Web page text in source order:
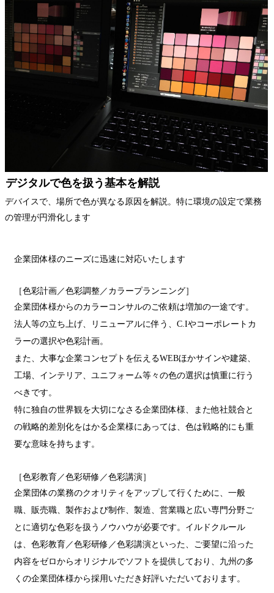
デジタルで色を扱う基本を解説
デバイスで、場所で色が異なる原因を解説。特に環境の設定で業務
の管理が円滑化します
企業団体様のニーズに迅速に対応いたします
［色彩計画／色彩調整／カラープランニング］
企業団体様からのカラーコンサルのご依頼は増加の一途です。
法人等の立ち上げ、リニューアルに伴う、C.Iやコーポレートカ
ラーの選択や色彩計画。
また、大事な企業コンセプトを伝えるWEBほかサインや建築、
工場、インテリア、ユニフォーム等々の色の選択は慎重に行う
べきです。
特に独自の世界観を大切になさる企業団体様、また他社競合と
の戦略的差別化をはかる企業様にあっては、色は戦略的にも重
要な意味を持ちます。
［色彩教育／色彩研修／色彩講演］
企業団体の業務のクオリティをアップして行くために、一般
職、販売職、製作および制作、製造、営業職と広い専門分野ご
とに適切な色彩を扱うノウハウが必要です。イルドクルール
は、色彩教育／色彩研修／色彩講演といった、ご要望に沿った
内容をゼロからオリジナルでソフトを提供しており、九州の多
くの企業団体様から採用いただき好評いただいております。